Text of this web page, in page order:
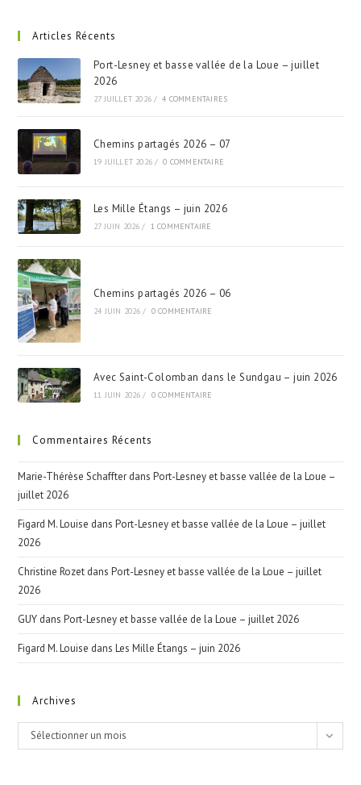
Articles Récents
Port-Lesney et basse vallée de la Loue – juillet
2026
27 JUILLET 2026 / 4 COMMENTAIRES
Chemins partagés 2026 – 07
19 JUILLET 2026 / 0 COMMENTAIRE
Les Mille Étangs – juin 2026
27 JUIN 2026 / 1 COMMENTAIRE
Chemins partagés 2026 – 06
24 JUIN 2026 / 0 COMMENTAIRE
Avec Saint-Colomban dans le Sundgau – juin 2026
11 JUIN 2026 / 0 COMMENTAIRE
Commentaires Récents
Marie-Thérèse Schaffter dansPort-Lesney et basse vallée de la Loue –
juillet 2026
Figard M. Louise dansPort-Lesney et basse vallée de la Loue – juillet
2026
Christine Rozet dansPort-Lesney et basse vallée de la Loue – juillet
2026
GUY dansPort-Lesney et basse vallée de la Loue – juillet 2026
Figard M. Louise dansLes Mille Étangs – juin 2026
Archives
Archives
Sélectionner un mois